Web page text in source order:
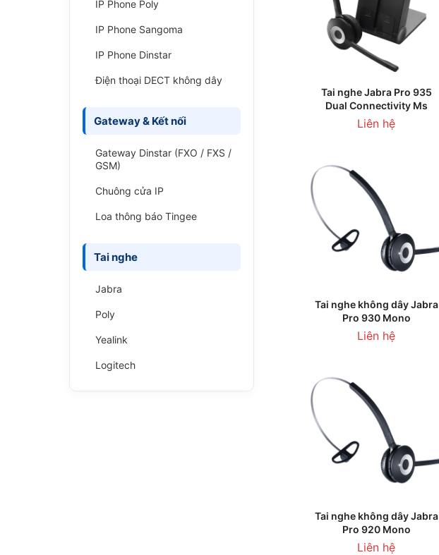
LIÊN HỆ
Tai nghe Jabra Pro 935
Dual Connectivity Ms
Liên hệ
LIÊN HỆ
Tai nghe không dây Jabra
Pro 930 Mono
Liên hệ
LIÊN HỆ
Tai nghe không dây Jabra
Pro 920 Mono
Liên hệ
IP Phone Poly
IP Phone Sangoma
IP Phone Dinstar
Điện thoại DECT không dây
Gateway & Kết nối
Gateway Dinstar (FXO / FXS /
GSM)
Chuông cửa IP
Loa thông báo Tingee
Tai nghe
Jabra
Poly
Yealink
Logitech